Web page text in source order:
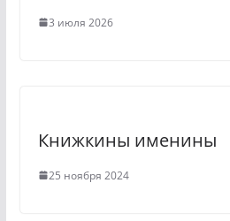
3 июля 2026
Книжкины именины
25 ноября 2024